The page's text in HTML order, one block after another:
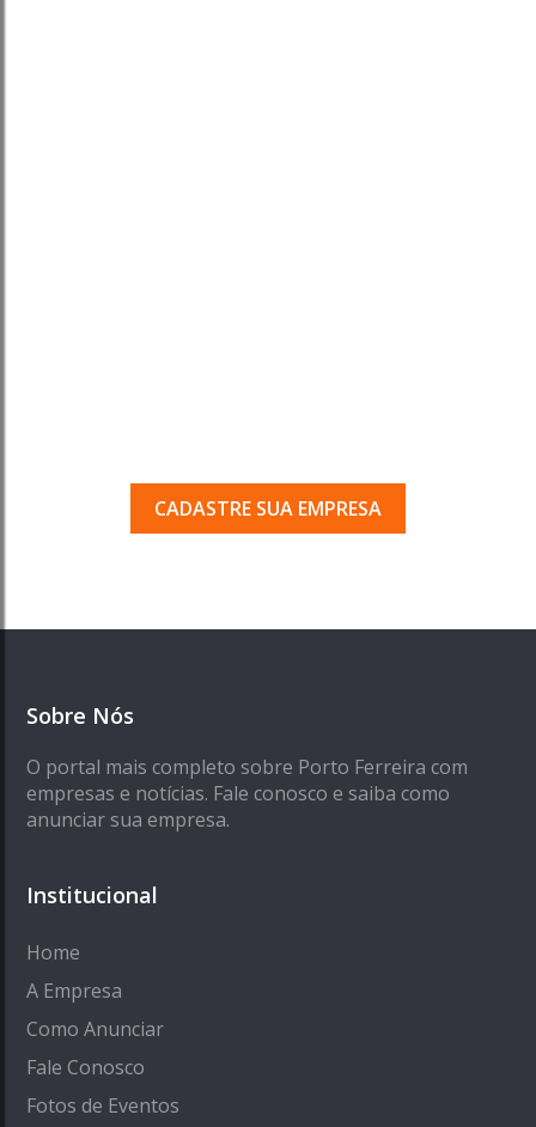
CADASTRE SUA EMPRESA
Sobre Nós
O portal mais completo sobre Porto Ferreira com
empresas e notícias. Fale conosco e saiba como
anunciar sua empresa.
Institucional
Home
A Empresa
Como Anunciar
Fale Conosco
Fotos de Eventos